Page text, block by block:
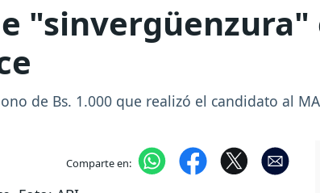
de Bs. 1.000 que realizó el candidato al
Comparte en: